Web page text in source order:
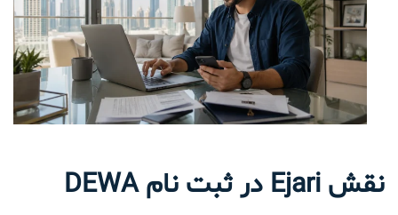
نقش Ejari در ثبت نام DEWA